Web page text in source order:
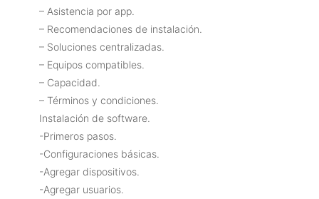
– Asistencia por app.
– Recomendaciones de instalación.
– Soluciones centralizadas.
– Equipos compatibles.
– Capacidad.
– Términos y condiciones.
Instalación de software.
-Primeros pasos.
-Configuraciones básicas.
-Agregar dispositivos.
-Agregar usuarios.